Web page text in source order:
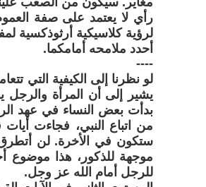
رأي لا يعتمد على صفة
لرؤية كلاسيكية أرثوذكسية
أحدد ملامحه أمامكما.
----
لو نظرنا إلى الكيفية التي
يشير إلى أن المرأة والرجل
بدأت بعض النساء في عهد
من اتباع النبي، فجاءت
ستكون في الأخرة. لن أتطرق
موجهة للذكور، هذا موضوع
للرجل أمام الله عز وجل.